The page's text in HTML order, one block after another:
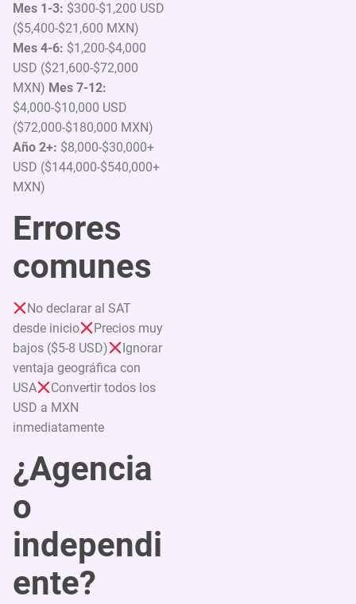
Mes 1-3: $300-$1,200 USD
($5,400-$21,600 MXN)
Mes 4-6: $1,200-$4,000
USD ($21,600-$72,000
MXN) Mes 7-12:
$4,000-$10,000 USD
($72,000-$180,000 MXN)
Año 2+: $8,000-$30,000+
USD ($144,000-$540,000+
MXN)
Errores
comunes
No declarar al SAT
desde inicio
Precios muy
bajos ($5-8 USD)
Ignorar
ventaja geográfica con
USA
Convertir todos los
USD a MXN
inmediatamente
¿Agencia
o
independi
ente?